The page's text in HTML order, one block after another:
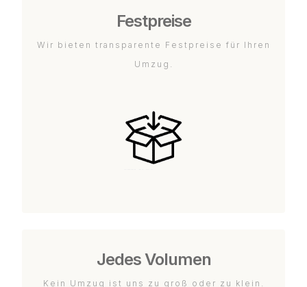
Festpreise
Wir bieten transparente Festpreise für Ihren
Umzug.
Jedes Volumen
Kein Umzug ist uns zu groß oder zu klein.